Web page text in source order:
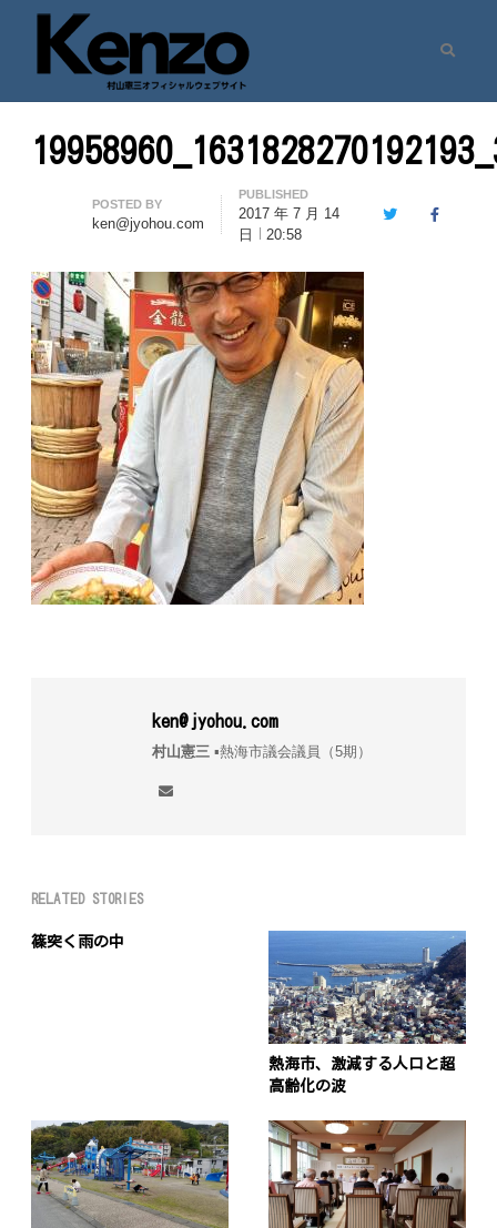
七転八起 – 村山憲三 Official Site
村山憲三ウェブサイト
Author
POSTED BY
ken@jyohou.com
PUBLISHED
2017 年 7 月 14
日
20:58
TwitterFacebook
ken@jyohou.com
村山憲三▪︎熱海市議会議員（5期）
RELATED STORIES
篠突く雨の中
熱海市、激減する人口と超
高齢化の波